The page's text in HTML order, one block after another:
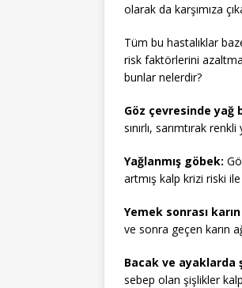
olarak da karşımıza
Tüm bu hastalıklar
risk faktörlerini
bunlar nelerdir?
Göz çevresinde yağ
sınırlı, sarımtırak
Yağlanmış göbek:
artmış kalp krizi riski
Yemek sonrası karın
ve sonra geçen karın
Bacak ve ayaklarda
sebep olan şişlikler